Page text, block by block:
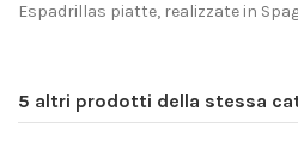
Espadrillas piatte, realizzate in
5 altri prodotti della stessa